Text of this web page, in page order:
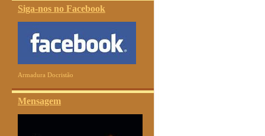
Siga-nos no Facebook
Armadura Docristão
Mensagem